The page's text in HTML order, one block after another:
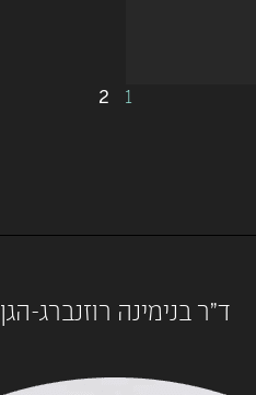
1
2
ד"ר בנימינה רוזנברג-הגן